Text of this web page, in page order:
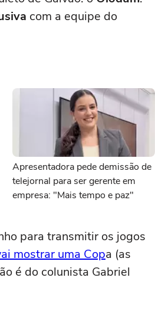
com a equipe do
Apresentadora pede demissão de
telejornal para ser gerente em
empresa: "Mais tempo e paz"
para transmitir os jogos
mostrar uma Copa (as
é do colunista Gabriel